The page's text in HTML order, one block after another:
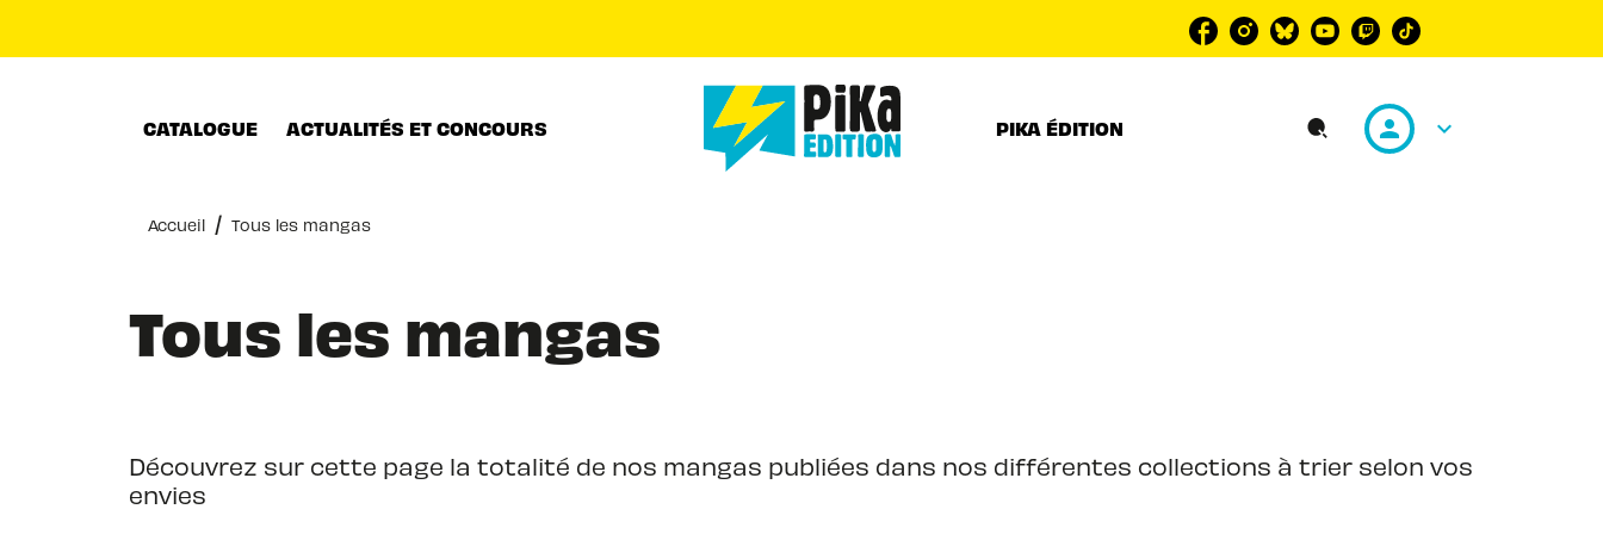
personn keyboard_arrow_down
CATALOGUE ACTUALITÉS ET CONCOURS PIKA ÉDITION search
Accueil / Tous les mangas
Tous les mangas
Découvrez sur cette page la totalité de nos mangas publiées dans nos différentes collections à trier selon vos
envies